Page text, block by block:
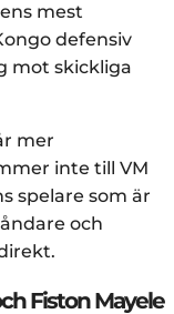
mest
defensiv
mot skickliga
mer
inte till VM
spelare som är
och
Fiston Mayele